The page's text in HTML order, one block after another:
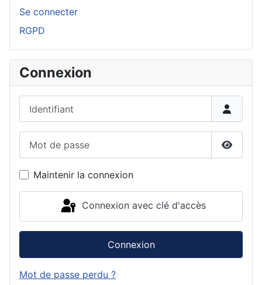
Se connecter
RGPD
Connexion
Maintenir la connexion
Connexion avec clé d'accès
Connexion
Mot de passe perdu ?